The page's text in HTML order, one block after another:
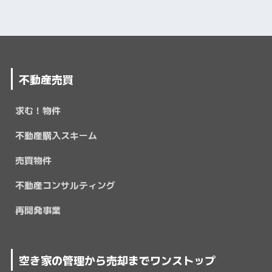
不動産売買
求む！物件
不動産購入スキーム
売買物件
不動産コンサルティング
再開発事業
空き家の管理から売却までワンストップ